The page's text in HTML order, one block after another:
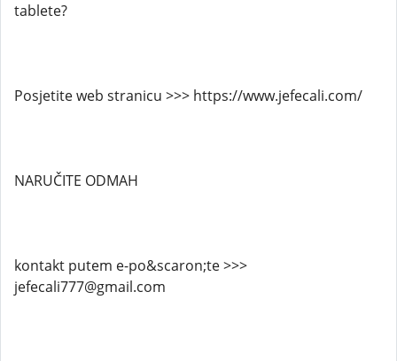
tablete?
Posjetite web stranicu >>> https://www.jefecali.com/
NARUČITE ODMAH
kontakt putem e-po&scaron;te >>>
jefecali777@gmail.com